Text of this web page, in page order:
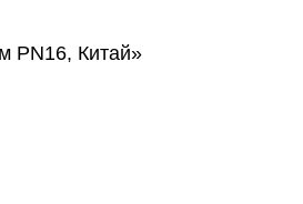
PN16, Китай»